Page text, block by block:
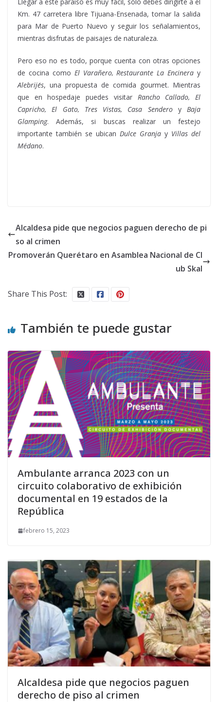
Llegar a este paraíso es muy fácil, sólo debes dirigirte a el
Km. 47 carretera libre Tijuana-Ensenada, tomar la salida
para Mar de Puerto Nuevo y seguir los señalamientos,
mientras disfrutas de paisajes de naturaleza.
Pero eso no es todo, porque cuenta con otras opciones
de cocina como El Varañero, Restaurante La Encinera y
Alebrije´s, una propuesta de comida gourmet. Mientras
que en hospedaje puedes visitar Rancho Callado, El
Capricho, El Gato, Tres Vistas, Casa Senderoy Baja
Glamping. Además, si buscas realizar un festejo
importante también se ubican Dulce Granja y Villas del
Médano.
Alcaldesa pide que negocios paguen derecho de pi
so al crimen
Promoverán Querétaro en Asamblea Nacional de Cl
ub Skal
Share This Post:
También te puede gustar
Ambulante arranca 2023 con un
circuito colaborativo de exhibición
documental en 19 estados de la
República
febrero 15, 2023
Alcaldesa pide que negocios paguen
derecho de piso al crimen